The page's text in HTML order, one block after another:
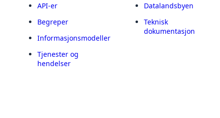
API-er
Begreper
Informasjonsmodeller
Tjenester og
hendelser
Datalandsbyen
Teknisk
dokumentasjon